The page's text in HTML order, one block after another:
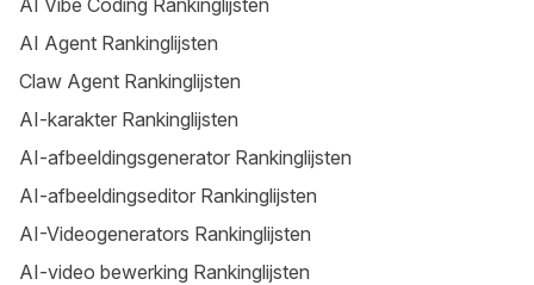
AI Vibe Coding Rankinglijsten
AI Agent Rankinglijsten
Claw Agent Rankinglijsten
AI-karakter Rankinglijsten
AI-afbeeldingsgenerator Rankinglijsten
AI-afbeeldingseditor Rankinglijsten
AI-Videogenerators Rankinglijsten
AI-video bewerking Rankinglijsten